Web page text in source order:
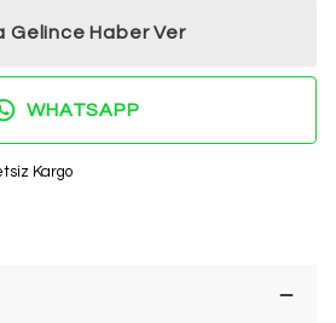
Gelince Haber Ver
WHATSAPP
Kargo